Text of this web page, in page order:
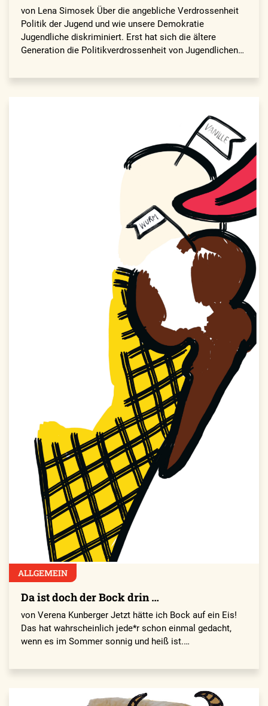
von Lena Simosek Über die angebliche Verdrossenheit
Politik der Jugend und wie unsere Demokratie
Jugendliche diskriminiert. Erst hat sich die ältere
Generation die Politikverdrossenheit von Jugendlichen…
ALLGEMEIN
Da ist doch der Bock drin …
von Verena Kunberger Jetzt hätte ich Bock auf ein Eis!
Das hat wahrscheinlich jede*r schon einmal gedacht,
wenn es im Sommer sonnig und heiß ist.…